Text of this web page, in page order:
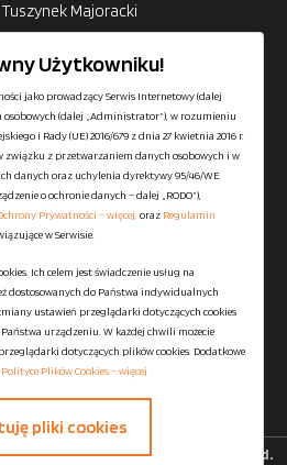
Majoracki
729-133-333
serwisu
Prywatności
Plików Cookies
- 2026 All Rights Reserved.
Użytkowniku!
jako prowadzący Serwis Internetowy (dalej
osobowych (dalej „Administrator”), w rozumieniu
i Rady (UE) 2016/679 z dnia 27 kwietnia 2016 r.
związku z przetwarzaniem danych osobowych i w
danych oraz uchylenia dyrektywy 95/46/WE
o ochronie danych – dalej „RODO”),
Prywatności – więcej, oraz Regulamin
w Serwisie.
Ich celem jest świadczenie usług na
dostosowanych do Państwa indywidualnych
ustawień przeglądarki dotyczących cookies
urządzeniu. W każdej chwili możecie
dotyczących plików cookies. Dodatkowe
Polityce Plików Cookies – więcej.
pliki cookies